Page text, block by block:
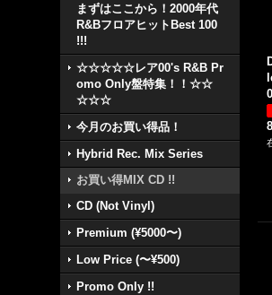
まずはここから！2000年代
R&BフロアヒットBest 100
!!!
☆☆☆☆☆レア00's R&B Pr
omo Only盤特集！！☆☆
☆☆☆
今月のお買い得品！
Hybrid Rec. Mix Series
お買い得MIX CD !!
CD (Not Vinyl)
Premium (¥5000〜)
Low Price (〜¥500)
Promo Only !!